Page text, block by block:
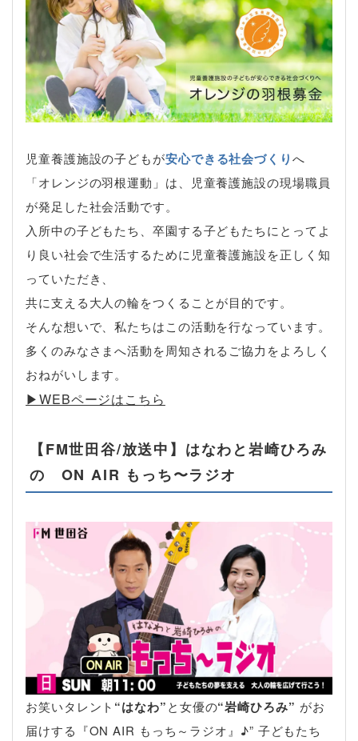
児童養護施設の子どもが安心できる社会づくりへ
「オレンジの羽根運動」は、児童養護施設の現場職員
が発足した社会活動です。
入所中の子どもたち、卒園する子どもたちにとってよ
り良い社会で生活するために児童養護施設を正しく知
っていただき、
共に支える大人の輪をつくることが目的です。
そんな想いで、私たちはこの活動を行なっています。
多くのみなさまへ活動を周知されるご協力をよろしく
おねがいします。
▶︎WEBページはこちら
【FM世田谷/放送中】はなわと岩崎ひろみ
の ON AIR もっち〜ラジオ
お笑いタレント “はなわ”と女優の“岩崎ひろみ” がお
届けする『ON AIR もっち～ラジオ』♪” 子どもたち